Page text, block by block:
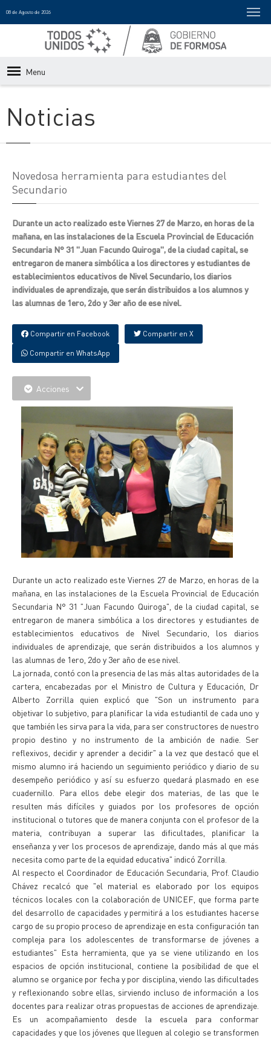
08 de Agosto de 2026
Menu
Noticias
Novedosa herramienta para estudiantes del
Secundario
Durante un acto realizado este Viernes 27 de Marzo, en horas de la
mañana, en las instalaciones de la Escuela Provincial de Educación
Secundaria N° 31 "Juan Facundo Quiroga", de la ciudad capital, se
entregaron de manera simbólica a los directores y estudiantes de
establecimientos educativos de Nivel Secundario, los diarios
individuales de aprendizaje, que serán distribuidos a los alumnos y
las alumnas de 1ero, 2do y 3er año de ese nivel.
Compartir en Facebook Compartir en X
Compartir en WhatsApp
Acciones
Durante un acto realizado este Viernes 27 de Marzo, en horas de la
mañana, en las instalaciones de la Escuela Provincial de Educación
Secundaria N° 31 "Juan Facundo Quiroga", de la ciudad capital, se
entregaron de manera simbólica a los directores y estudiantes de
establecimientos educativos de Nivel Secundario, los diarios
individuales de aprendizaje, que serán distribuidos a los alumnos y
las alumnas de 1ero, 2do y 3er año de ese nivel.
La jornada, contó con la presencia de las más altas autoridades de la
cartera, encabezadas por el Ministro de Cultura y Educación, Dr
Alberto Zorrilla quien explicó que "Son un instrumento para
objetivar lo subjetivo, para planificar la vida estudiantil de cada uno y
que también les sirva para la vida, para ser constructores de nuestro
propio destino y no instrumento de la ambición de nadie. Ser
reflexivos, decidir y aprender a decidir" a la vez que destacó que el
mismo alumno irá haciendo un seguimiento periódico y diario de su
desempeño periódico y así su esfuerzo quedará plasmado en ese
cuadernillo. Para ellos debe elegir dos materias, de las que le
resulten más difíciles y guiados por los profesores de opción
institucional o tutores que de manera conjunta con el profesor de la
materia, contribuyan a superar las dificultades, planificar la
enseñanza y ver los procesos de aprendizaje, dando más al que más
necesita como parte de la equidad educativa" indicó Zorrilla.
Al respecto el Coordinador de Educación Secundaria, Prof. Claudio
Chávez recalcó que "el material es elaborado por los equipos
técnicos locales con la colaboración de UNICEF, que forma parte
del desarrollo de capacidades y permitirá a los estudiantes hacerse
cargo de su propio proceso de aprendizaje en esta configuración tan
compleja para los adolescentes de transformarse de jóvenes a
estudiantes" Esta herramienta, que ya se viene utilizando en los
espacios de opción institucional, contiene la posibilidad de que el
alumno se organice por fecha y por disciplina, viendo las dificultades
y reflexionando sobre ellas, sirviendo incluso de información a los
docentes para realizar otras propuestas de acciones de aprendizaje.
Es un acompañamiento desde la escuela para conformar
capacidades y que los jóvenes que lleguen al colegio se transformen